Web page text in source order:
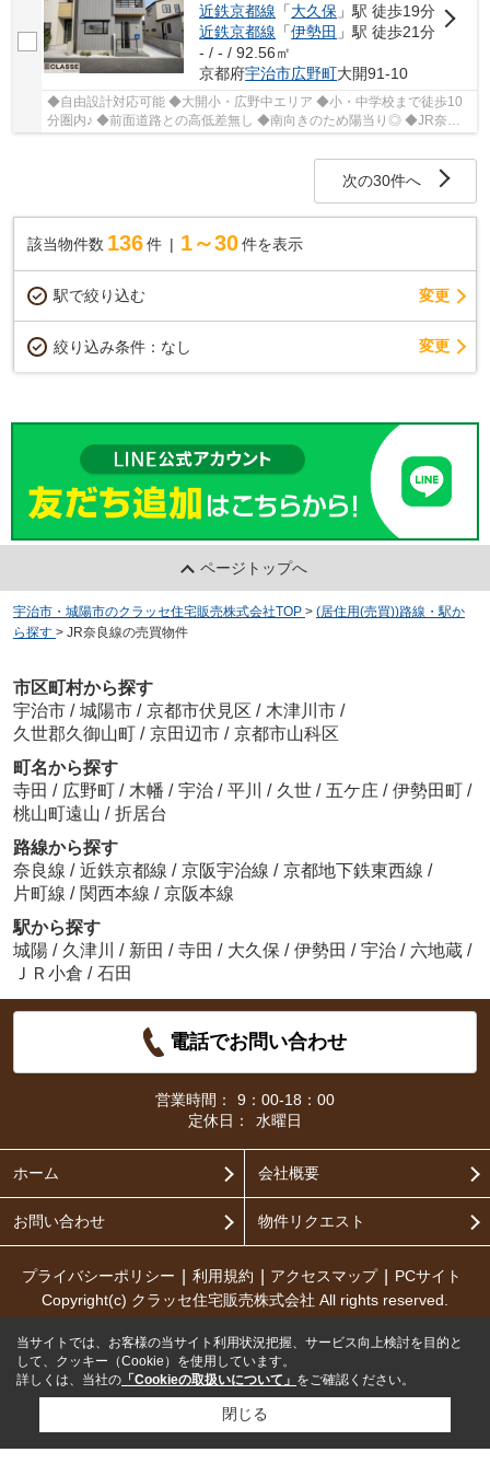
近鉄京都線 「大久保 」駅 徒歩19分
近鉄京都線 「伊勢田 」駅 徒歩21分
- / - / 92.56㎡
京都府宇治市広野町大開91-10
◆自由設計対応可能 ◆大開小・広野中エリア ◆小・中学校まで徒歩10
分圏内♪ ◆前面道路との高低差無し ◆南向きのため陽当り◎ ◆JR奈良
線『新田』駅まで徒歩約14分
次の30件へ
該当物件数 136件 1～30 件を表示
駅で絞り込む 変更
絞り込み条件： なし 変更
ページトップへ
宇治市・城陽市のクラッセ住宅販売株式会社TOP > (居住用(売買))路線・駅か
ら探す > JR奈良線の売買物件
市区町村から探す
宇治市 / 城陽市 / 京都市伏見区 / 木津川市 /
久世郡久御山町 / 京田辺市 / 京都市山科区
町名から探す
寺田 / 広野町 / 木幡 / 宇治 / 平川 / 久世 / 五ケ庄 / 伊勢田町 /
桃山町遠山 / 折居台
路線から探す
奈良線 / 近鉄京都線 / 京阪宇治線 / 京都地下鉄東西線 /
片町線 / 関西本線 / 京阪本線
駅から探す
城陽 / 久津川 / 新田 / 寺田 / 大久保 / 伊勢田 / 宇治 / 六地蔵 /
ＪＲ小倉 / 石田
電話でお問い合わせ
営業時間：
9：00-18：00
定休日：
水曜日
ホーム 会社概要
お問い合わせ 物件リクエスト
プライバシーポリシー 利用規約 アクセスマップ
PCサイト
Copyright(c) クラッセ住宅販売株式会社 All rights reserved.
当サイトでは、お客様の当サイト利用状況把握、サービス向上検討を目的と
して、クッキー（Cookie）を使用しています。
詳しくは、当社の 「Cookieの取扱いについて」 をご確認ください。
閉じる